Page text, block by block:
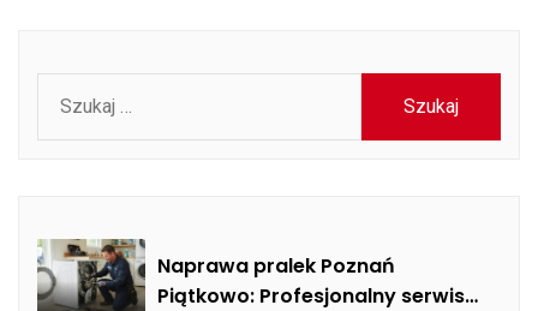
Naprawa pralek Poznań
Piątkowo: Profesjonalny serwis